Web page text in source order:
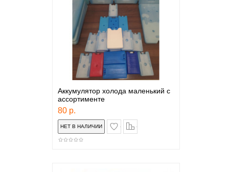
Аккумулятор холода маленький с
ассортименте
80 р.
в закладки